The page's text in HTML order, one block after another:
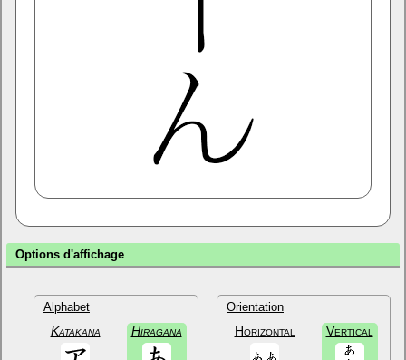
Options d'affichage
Alphabet
Katakana Hiragana
Orientation
Horizontal Vertical